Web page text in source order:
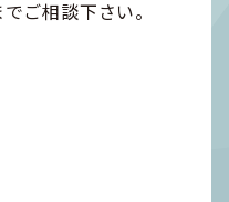
ご相談下さい。